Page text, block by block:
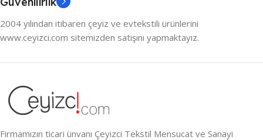
2004 yılından itibaren çeyiz ve evtekstili ürünlerini
www.ceyizci.com sitemizden satışını yapmaktayız.
Firmamızın ticari ünvanı Çeyizci Tekstil Mensucat ve Sanayi